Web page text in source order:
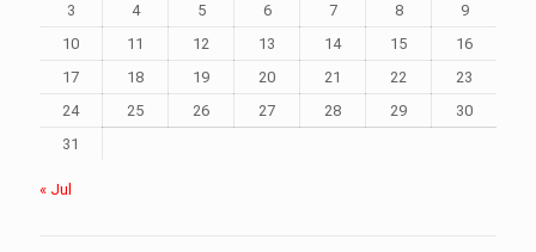
3
4 5 6 7 8
9
10
11 12 13 14 15
16
17
18 19 20 21 22
23
24
25 26 27 28 29
30
31
« Jul